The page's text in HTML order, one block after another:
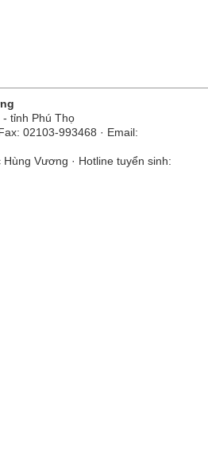
tỉnh Phú Thọ
02103-993468 · Email:
Vương · Hotline tuyển sinh: